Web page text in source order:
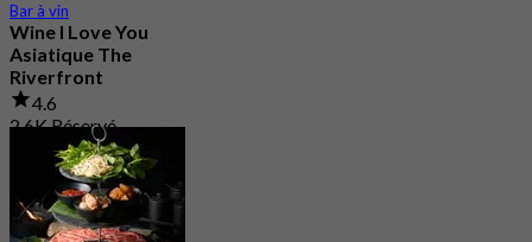
Bar à vin
Wine I Love You
Asiatique The
Riverfront
4.6
2.6K Réservé
฿ 495